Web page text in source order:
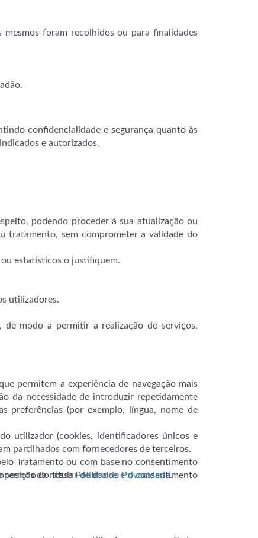
foram recolhidos ou para finalidades
confidencialidade e segurança quanto às
e autorizados.
podendo proceder à sua atualização ou
tratamento, sem comprometer a validade do
estatísticos o justifiquem.
utilizadores.
de modo a permitir a realização de serviços,
permitem a experiência de navegação mais
da necessidade de introduzir repetidamente
preferências (por exemplo, língua, nome de
utilizador (cookies, identificadores únicos e
partilhados com fornecedores de terceiros.
Tratamento ou com base no consentimento
do titular de dados e o consentimento
termos da nossaPolítica de Privacidade.